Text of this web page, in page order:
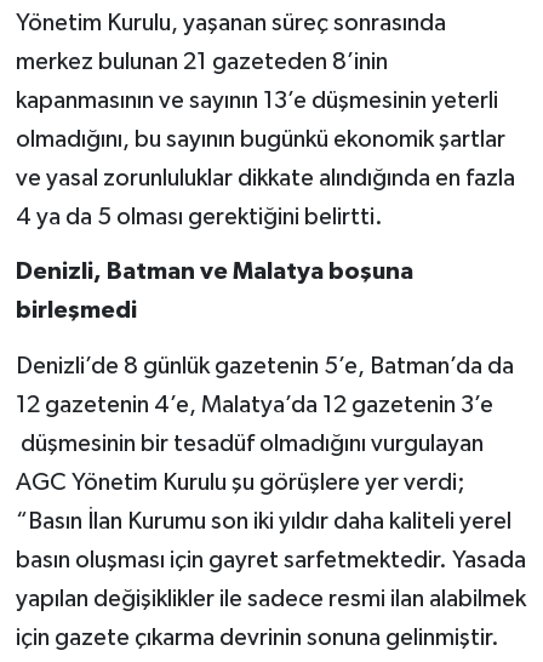
Yönetim Kurulu, yaşanan süreç sonrasında
merkez bulunan 21 gazeteden 8’inin
kapanmasının ve sayının 13’e düşmesinin yeterli
olmadığını, bu sayının bugünkü ekonomik şartlar
ve yasal zorunluluklar dikkate alındığında en fazla
4 ya da 5 olması gerektiğini belirtti.
Denizli, Batman ve Malatya boşuna
birleşmedi
Denizli’de 8 günlük gazetenin 5’e, Batman’da da
12 gazetenin 4’e, Malatya’da 12 gazetenin 3’e
düşmesinin bir tesadüf olmadığını vurgulayan
AGC Yönetim Kurulu şu görüşlere yer verdi;
“Basın İlan Kurumu son iki yıldır daha kaliteli yerel
basın oluşması için gayret sarfetmektedir. Yasada
yapılan değişiklikler ile sadece resmi ilan alabilmek
için gazete çıkarma devrinin sonuna gelinmiştir.